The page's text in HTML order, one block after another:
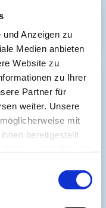
Anzeigen zu
Medien anbieten
Website zu
zu Ihrer
Partner für
weiter. Unsere
mit
bereitgestellt